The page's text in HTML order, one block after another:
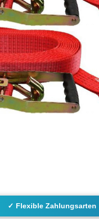
✓ Flexible Zahlungsarten